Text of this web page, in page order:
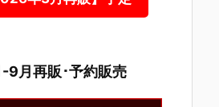
-9月再販･予約販売